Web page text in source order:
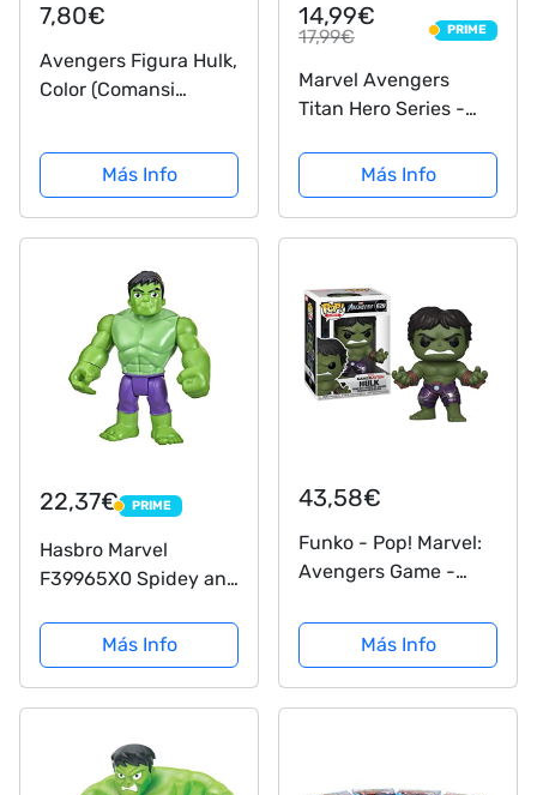
7,80€
Avengers Figura Hulk,
Color (Comansi
Más Info
14,99€
17,99€ PRIME
PRIME
Marvel Avengers
Titan Hero Series -
Capitán América de
30 cm, Edad: 4+
Más Info
22,37€ PRIME
PRIME
Hasbro Marvel
F39965X0 Spidey and
Figura de Hulk , 10
cm, para Niños de 3
Años en
Más Info
43,58€
Funko - Pop! Marvel:
Avengers Game -
Tech Suit, Multicolor
(47759)
Más Info